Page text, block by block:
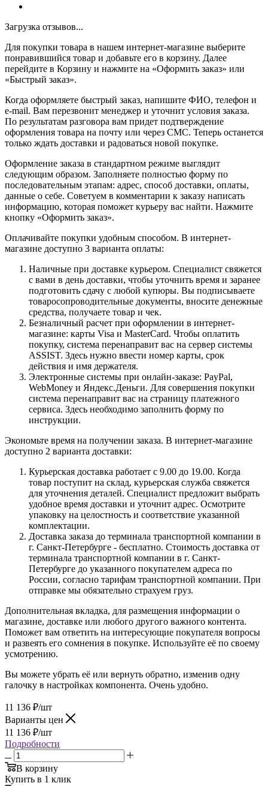
Загрузка отзывов...
Для покупки товара в нашем интернет-магазине выберите
понравившийся товар и добавьте его в корзину. Далее
перейдите в Корзину и нажмите на «Оформить заказ» или
«Быстрый заказ».
Когда оформляете быстрый заказ, напишите ФИО, телефон и
e-mail. Вам перезвонит менеджер и уточнит условия заказа.
По результатам разговора вам придет подтверждение
оформления товара на почту или через СМС. Теперь останется
только ждать доставки и радоваться новой покупке.
Оформление заказа в стандартном режиме выглядит
следующим образом. Заполняете полностью форму по
последовательным этапам: адрес, способ доставки, оплаты,
данные о себе. Советуем в комментарии к заказу написать
информацию, которая поможет курьеру вас найти. Нажмите
кнопку «Оформить заказ».
Оплачивайте покупки удобным способом. В интернет-
магазине доступно 3 варианта оплаты:
Наличные при доставке курьером. Специалист свяжется
с вами в день доставки, чтобы уточнить время и заранее
подготовить сдачу с любой купюры. Вы подписываете
товаросопроводительные документы, вносите денежные
средства, получаете товар и чек.
Безналичный расчет при оформлении в интернет-
магазине: карты Visa и MasterCard. Чтобы оплатить
покупку, система перенаправит вас на сервер системы
ASSIST. Здесь нужно ввести номер карты, срок
действия и имя держателя.
Электронные системы при онлайн-заказе: PayPal,
WebMoney и Яндекс.Деньги. Для совершения покупки
система перенаправит вас на страницу платежного
сервиса. Здесь необходимо заполнить форму по
инструкции.
Экономьте время на получении заказа. В интернет-магазине
доступно 2 варианта доставки:
Курьерская доставка работает с 9.00 до 19.00. Когда
товар поступит на склад, курьерская служба свяжется
для уточнения деталей. Специалист предложит выбрать
удобное время доставки и уточнит адрес. Осмотрите
упаковку на целостность и соответствие указанной
комплектации.
Доставка заказа до терминала транспортной компании в
г. Санкт-Петербурге - бесплатно. Стоимость доставка от
терминала транспортной компании в г. Санкт-
Петербурге до указанного покупателем адреса по
России, согласно тарифам транспортной компании. При
отправке мы обязательно страхуем груз.
Дополнительная вкладка, для размещения информации о
магазине, доставке или любого другого важного контента.
Поможет вам ответить на интересующие покупателя вопросы
и развеять его сомнения в покупке. Используйте её по своему
усмотрению.
Вы можете убрать её или вернуть обратно, изменив одну
галочку в настройках компонента. Очень удобно.
11 136 ₽/шт
Варианты цен
11 136 ₽/шт
Подробности
В корзину
Купить в 1 клик